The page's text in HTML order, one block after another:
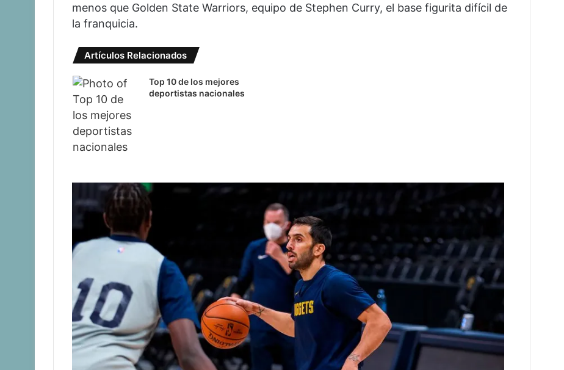
menos que Golden State Warriors, equipo de Stephen Curry, el base figurita difícil de
la franquicia.
Artículos Relacionados
Top 10 de los mejores
deportistas nacionales